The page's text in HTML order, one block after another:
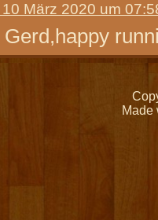
März 2020 um
Made